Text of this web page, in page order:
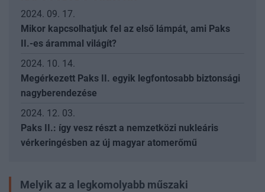
2024. 09. 17.
Mikor kapcsolhatjuk fel az első lámpát, ami Paks
II.-es árammal világít?
2024. 10. 14.
Megérkezett Paks II. egyik legfontosabb biztonsági
nagyberendezése
2024. 12. 03.
Paks II.: így vesz részt a nemzetközi nukleáris
vérkeringésben az új magyar atomerőmű
Melyik az a legkomolyabb műszaki